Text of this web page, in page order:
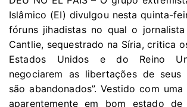
Islâmico (EI) divulgou nesta quinta-
fóruns jihadistas no qual o
Cantlie, sequestrado na Síria, critica
Estados Unidos e do Reino
negociarem as libertações de seus
são abandonados”. Vestido com
aparentemente em bom estado de